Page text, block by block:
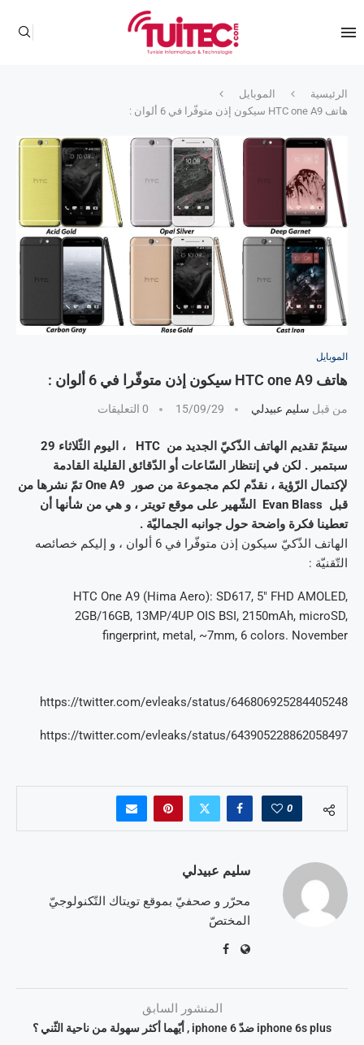
الرئيسية
الموبايل
هاتف HTC one A9 سيكون إذن متوفّرا في 6 ألوان :
الموبايل
هاتف HTC one A9 سيكون إذن متوفّرا في 6 ألوان :
من قبل سليم عبيدلي 15/09/29 0 التعليقات
سيتمّ تقديم الهاتف الذّكيّ الجديد من HTC ، اليوم الثّلاثاء 29
سبتمبر . لكن في إنتظار السّاعات أو الدّقائق القليلة القادمة
لإكتمال الرّؤية ، نقدّم لكم مجموعة من صور One A9 تمّ نشرها من
قبل Evan Blass الشّهير على موقع تويتر ، و هي من شأنها أن
تعطينا فكرة واضحة حول جوانبه الجماليّة .
الهاتف الذّكيّ سيكون إذن متوفّرا في 6 ألوان ، و إليكم خصائصه
التّقنيّة :
HTC One A9 (Hima Aero): SD617, 5″ FHD AMOLED,
2GB/16GB, 13MP/4UP OIS BSI, 2150mAh, microSD,
fingerprint, metal, ~7mm, 6 colors. November
https://twitter.com/evleaks/status/646806925284405248
https://twitter.com/evleaks/status/643905228862058497
0
سليم عبيدلي
محرّر و صحفيّ بموقع تويتاك التّكنولوجيّ
المختصّ
المنشور السابق
iphone 6s plus ضدّ iphone 6 , أيّهما أكثر سهولة من ناحية الثّني ؟